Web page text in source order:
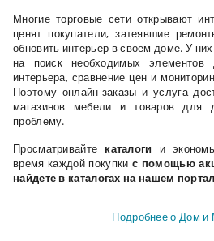
Многие торговые сети открывают
ценят покупатели, затеявшие
обновить интерьер в своем доме. У
на поиск необходимых элементов
интерьера, сравнение цен и
Поэтому онлайн-заказы и услуга
магазинов мебели и товаров для
проблему.
Просматривайте каталоги и
время каждой покупки с помощью
найдете в каталогах на нашем
Подробнее о Дом и